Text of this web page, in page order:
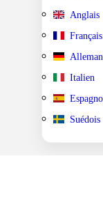
Anglais
Français
Italien
Suédois